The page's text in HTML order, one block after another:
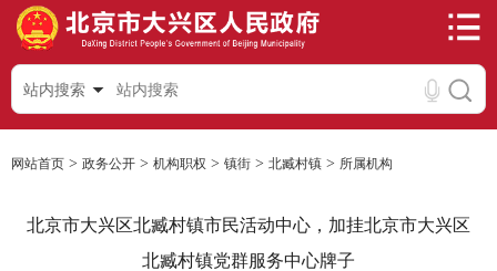
站内搜索
网站首页 > 政务公开 > 机构职权 > 镇街 > 北臧村镇 > 所属机构
北京市大兴区北臧村镇市民活动中心，加挂北京市大兴区
北臧村镇党群服务中心牌子